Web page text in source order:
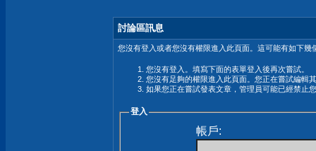
討論區訊息
您沒有登入或者您沒有權限進入此頁面。這可能有如下幾
您沒有登入。填寫下面的表單登入後再次嘗試。
您沒有足夠的權限進入此頁面。您正在嘗試編輯
如果您正在嘗試發表文章，管理員可能已經禁止
登入
帳戶: